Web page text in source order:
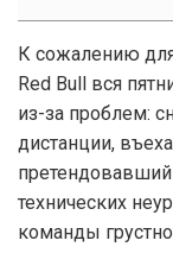
К сожалению
Red Bull вся
из-за проблем:
дистанции,
претендовавший
технических
команды